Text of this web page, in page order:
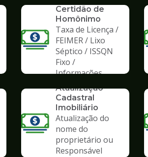
Certidão de
Homônimo
Taxa de Licença /
FEIMER / Lixo
Séptico / ISSQN
Fixo /
Informações
Atualização
Cadastral
Imobiliário
Atualização do
nome do
proprietário ou
Responsável